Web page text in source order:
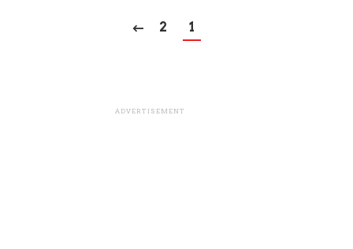
1
2